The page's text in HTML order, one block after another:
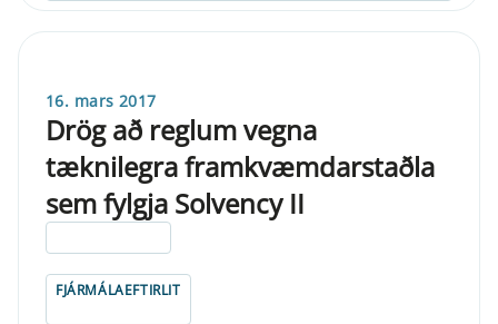
16. mars 2017
Drög að reglum vegna
tæknilegra framkvæmdarstaðla
sem fylgja Solvency II
FJÁRMÁLAEFTIRLIT